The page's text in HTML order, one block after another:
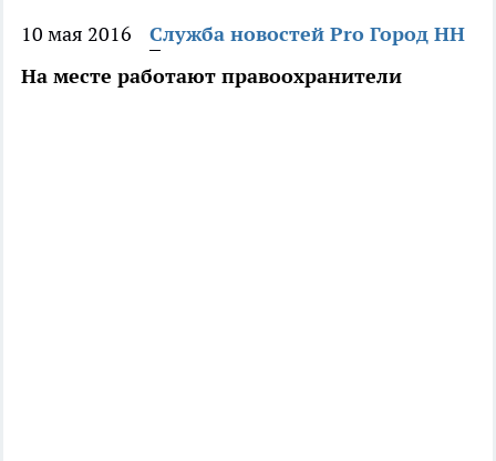
10 мая 2016
Служба новостей Pro Город НН
На месте работают правоохранители